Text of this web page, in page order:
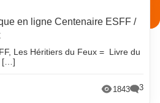
en ligne Centenaire ESFF /
Les Héritiers du Feux = Livre du
[…]
1843 3